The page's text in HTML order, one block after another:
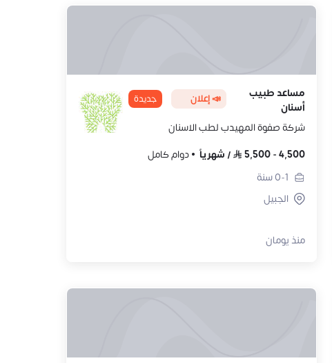
مساعد طبيب
أسنان
📣 إعلان جديدة
شركة صفوة المهيدب لطب الاسنان
4,500
-
5,500
/ شهرياً
دوام كامل
0-1سنة
الجبيل
منذ يومان